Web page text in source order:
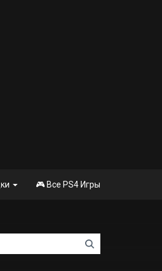
🎮 Все PS4 Игры